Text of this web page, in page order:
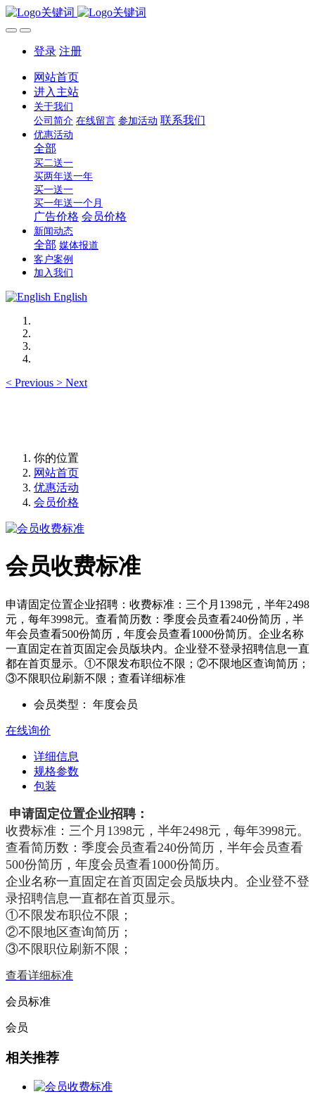
登录 注册
网站首页
进入主站
关于我们
公司简介 在线留言 参加活动 联系我们
优惠活动
全部
买二送一
买两年送一年
买一送一
买一年送一个月
广告价格 会员价格
新闻动态
全部 媒体报道
客户案例
加入我们
English
< Previous > Next
你的位置
网站首页
优惠活动
会员价格
会员收费标准
申请固定位置企业招聘：收费标准：三个月1398元，半年2498
元，每年3998元。查看简历数：季度会员查看240份简历，半
年会员查看500份简历，年度会员查看1000份简历。企业名称
一直固定在首页固定会员版块内。企业登不登录招聘信息一直
都在首页显示。①不限发布职位不限；②不限地区查询简历；
③不限职位刷新不限；查看详细标准
会员类型： 年度会员
在线询价
详细信息
规格参数
包装
申请固定位置企业招聘：
收费标准：三个月1398元，半年2498元，每年3998元。
查看简历数：季度会员查看240份简历，半年会员查看
500份简历，年度会员查看1000份简历。
企业名称一直固定在首页固定会员版块内。企业登不登
录招聘信息一直都在首页显示。
①不限发布职位不限；
②不限地区查询简历；
③不限职位刷新不限；
查看详细标准
会员标准
会员
相关推荐